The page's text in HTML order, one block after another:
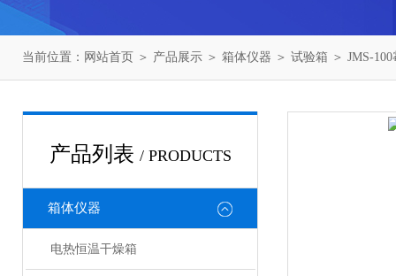
当前位置： 网站首页 ＞ 产品展示 ＞ 箱体仪器 ＞ 试验箱 ＞ JMS-
产品列表 / PRODUCTS
箱体仪器
电热恒温干燥箱